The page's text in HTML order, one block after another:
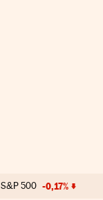
S&P 500 -0,17%